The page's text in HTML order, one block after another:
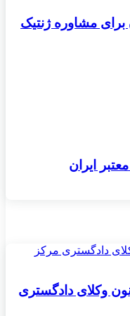
برای مشاوره ژنتیک
ایران
وکلای دادگستری